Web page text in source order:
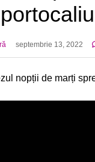
septembrie 13, 2022
nopții de marți